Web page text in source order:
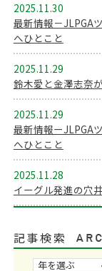
2025.11.30
最新情報－JLPGA
へひとこと
2025.11.29
鈴木愛と金澤志奈
2025.11.29
最新情報ーJLPGA
へひとこと
2025.11.28
イーグル発進の穴
記事検索